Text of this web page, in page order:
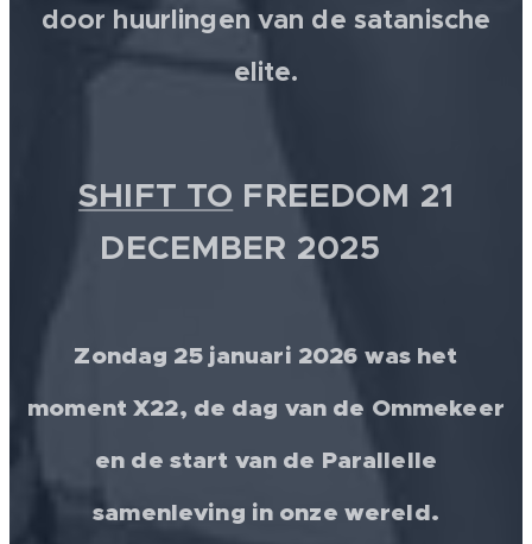
door huurlingen van de satanische
elite.
SHIFT TO FREEDOM 21
DECEMBER 2025 💫
Zondag 25 januari 2026 was het
moment X22, de dag van de Ommekeer
en de start van de Parallelle
samenleving in onze wereld.